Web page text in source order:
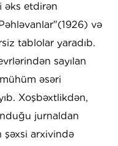
əks etdirən
və
tablolar yaradıb.
sayılan
əsəri
Xoşbəxtlikdən,
jurnaldan
şəxsi arxivində